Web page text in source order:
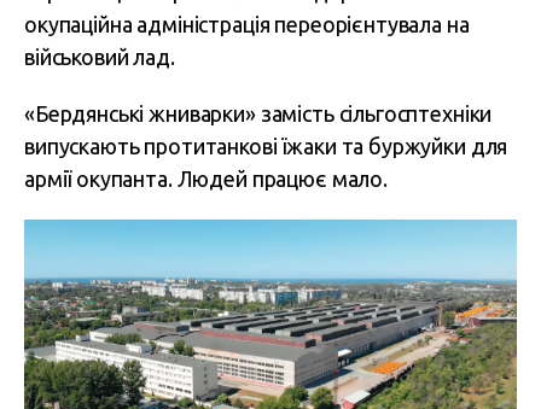
окупаційна адміністрація переорієнтувала на
військовий лад.
«Бердянські жниварки» замість сільгосптехніки
випускають протитанкові їжаки та буржуйки для
армії окупанта. Людей працює мало.